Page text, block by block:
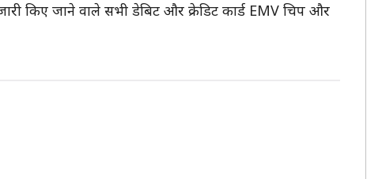
किए जाने वाले सभी डेबिट और क्रेडिट कार्ड EMV चिप और